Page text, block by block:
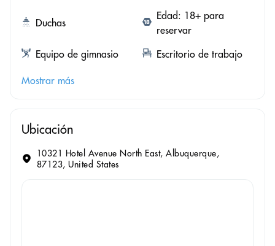
Duchas
Edad: 18+ para
reservar
Equipo de gimnasio
Escritorio de trabajo
Mostrar más
Ubicación
10321 Hotel Avenue North East, Albuquerque,
87123, United States